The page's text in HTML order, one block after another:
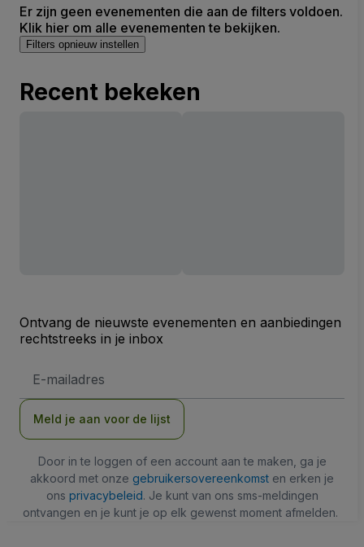
Er zijn geen evenementen die aan de filters voldoen.
Klik hier om alle evenementen te bekijken.
Filters opnieuw instellen
Recent bekeken
Ontvang de nieuwste evenementen en aanbiedingen
rechtstreeks in je inbox
mailadres
Meld je aan voor de lijst
Door in te loggen of een account aan te maken, ga je
akkoord met onze gebruikersovereenkomst en erken je
ons privacybeleid. Je kunt van ons sms-meldingen
ontvangen en je kunt je op elk gewenst moment afmelden.